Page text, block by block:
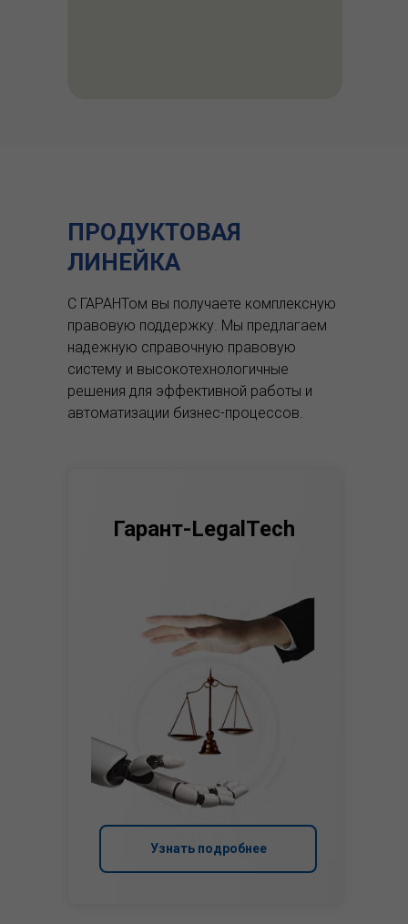
ПРОДУКТОВАЯ
ЛИНЕЙКА
С ГАРАНТом вы получаете комплексную
правовую поддержку. Мы предлагаем
надежную справочную правовую
систему и высокотехнологичные
решения для эффективной работы и
автоматизации бизнес-процессов.
Узнать подробнее
Гарант-LegalTech